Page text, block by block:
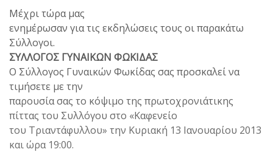
Μέχρι τώρα μας
ενημέρωσαν για τις εκδηλώσεις τους οι παρακάτω
Σύλλογοι.
ΣΥΛΛΟΓΟΣ ΓΥΝΑΙΚΩΝ ΦΩΚΙΔΑΣ
Ο Σύλλογος Γυναικών Φωκίδας σας προσκαλεί να
τιμήσετε με την
παρουσία σας το κόψιμο της πρωτοχρονιάτικης
πίττας του Συλλόγου στο «Καφενείο
του Τριαντάφυλλου» την Κυριακή 13 Ιανουαρίου 2013
και ώρα 19:00.